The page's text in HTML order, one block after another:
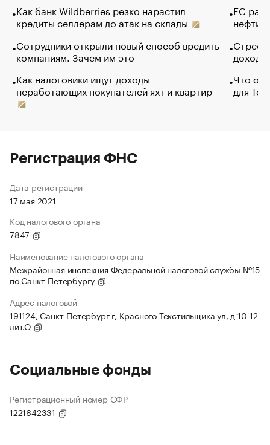
Как банк Wildberries резко нарастил
кредиты селлерам до атак на склады
Сотрудники открыли новый способ вредить
компаниям. Зачем им это
Как налоговики ищут доходы
неработающих покупателей яхт и квартир
ЕС
нефти
Что
для
Регистрация ФНС
Дата регистрации
17 мая 2021
Код налогового органа
7847
Наименование налогового органа
Межрайонная инспекция Федеральной налоговой службы №15
по Санкт-Петербургу
Адрес налоговой
191124, Санкт-Петербург г, Красного Текстильщика ул, д 10-12
лит.О
Социальные фонды
Регистрационный номер СФР
1221642331